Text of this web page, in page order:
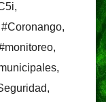
,
#Coronango,
,
,
,